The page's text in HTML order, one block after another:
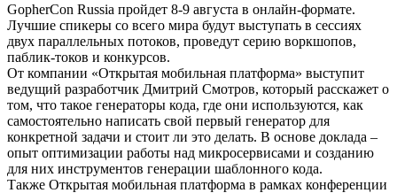
GopherCon Russia пройдет 8-9 августа в онлайн-формате.
Лучшие спикеры со всего мира будут выступать в сессиях
двух параллельных потоков, проведут серию воркшопов,
паблик-токов и конкурсов.
От компании «Открытая мобильная платформа» выступит
ведущий разработчик Дмитрий Смотров, который расскажет о
том, что такое генераторы кода, где они используются, как
самостоятельно написать свой первый генератор для
конкретной задачи и стоит ли это делать. В основе доклада –
опыт оптимизации работы над микросервисами и созданию
для них инструментов генерации шаблонного кода.
Также Открытая мобильная платформа в рамках конференции